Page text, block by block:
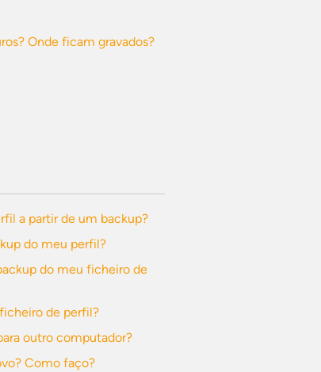
Onde ficam gravados?
a partir de um backup?
do meu perfil?
do meu ficheiro de
de perfil?
outro computador?
Como faço?